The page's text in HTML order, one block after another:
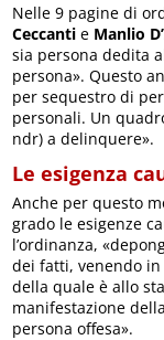
Nelle 9 pagine di
Ceccanti e Manlio
sia persona dedita
persona». Questo
per sequestro di
personali. Un
ndr) a delinquere».
Le esigenza
Anche per questo
grado le esigenze
l’ordinanza,
dei fatti, venendo
della quale è allo
manifestazione
persona offesa».